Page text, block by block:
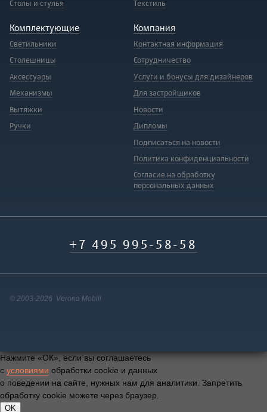
+7 495 995-58-58
Столы и стулья
Текстиль
Комплектующие
Светильники
Столешницы
Аксессуары
Механизмы
Вытяжки
Ручки
Компания
Контактная информация
Сотрудничество
Услуги и бонусы для дизайнеров
Для застройщиков
Новости
Дипломы
Подписаться на новости
Политика конфиденциальности
Согласие на обработку
персональных данных
© 2003-2026 Verona Mobili
Нажмите «ОК», если вы соглашаетесь
с условиями обработки cookie и данных
о поведении на сайте, нужных нам для аналитики. Запретить
обработку cookie можете через браузер.
OK